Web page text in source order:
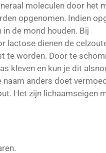
moleculen door het
opgenomen. Indien
in de mond houden. Bij
lactose dienen de
te worden. Door te
kleven en kun je dit
naam anders doet
Het zijn lichaamseigen